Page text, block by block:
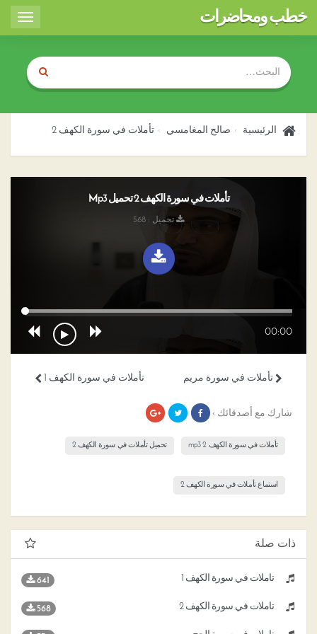
Toggle
خطب ومحاضرات
الرئيسية صالح المغامسي تأملات في سورة الكهف 2
تأملات في سورة الكهف 2 تحميل Mp3
تحميل : 568
00:00
تأملات في سورة الكهف 1 تأملات في سورة مريم
شارك مع أصدقائك ›
تأملات في سورة الكهف 2 mp3 تحميل تأملات في سورة الكهف 2
استماع تأملات في سورة الكهف 2
ذات صلة
تأملات في سورة الكهف 1 641
تأملات في سورة الكهف 2 568